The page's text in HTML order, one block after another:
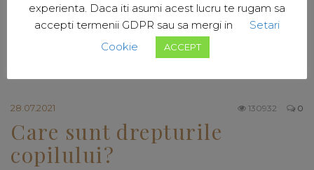
RELATED POSTS
28.07.2021 0
130932
Care sunt drepturile
copilului?
experienta. Daca iti asumi acest lucru te rugam sa
accepti termenii GDPR sau sa mergi in
Setari
Cookie
ACCEPT